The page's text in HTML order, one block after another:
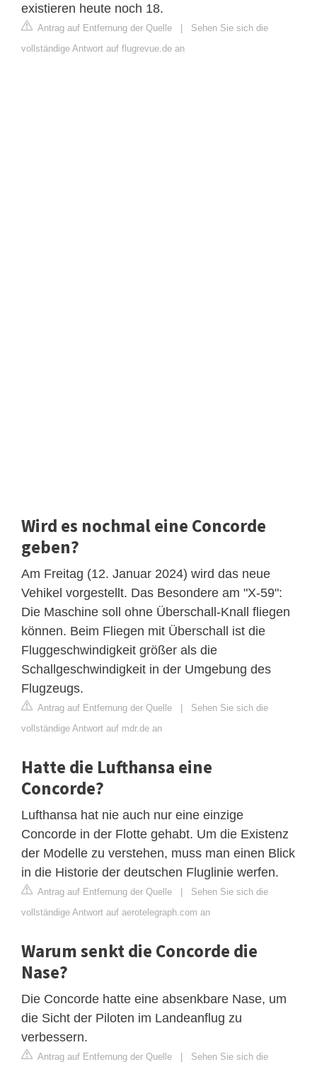
existieren heute noch 18.
Antrag auf Entfernung der Quelle | Sehen Sie sich die
vollständige Antwort auf flugrevue.de an
Wird es nochmal eine Concorde
geben?
Am Freitag (12. Januar 2024) wird das neue
Vehikel vorgestellt. Das Besondere am "X-59":
Die Maschine soll ohne Überschall-Knall fliegen
können. Beim Fliegen mit Überschall ist die
Fluggeschwindigkeit größer als die
Schallgeschwindigkeit in der Umgebung des
Flugzeugs.
Antrag auf Entfernung der Quelle | Sehen Sie sich die
vollständige Antwort auf mdr.de an
Hatte die Lufthansa eine
Concorde?
Lufthansa hat nie auch nur eine einzige
Concorde in der Flotte gehabt. Um die Existenz
der Modelle zu verstehen, muss man einen Blick
in die Historie der deutschen Fluglinie werfen.
Antrag auf Entfernung der Quelle | Sehen Sie sich die
vollständige Antwort auf aerotelegraph.com an
Warum senkt die Concorde die
Nase?
Die Concorde hatte eine absenkbare Nase, um
die Sicht der Piloten im Landeanflug zu
verbessern.
Antrag auf Entfernung der Quelle | Sehen Sie sich die